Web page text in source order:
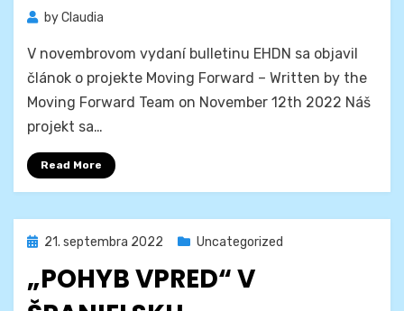
byClaudia
V novembrovom vydaní bulletinu EHDN sa objavil
článok o projekte Moving Forward – Written by the
Moving Forward Team on November 12th 2022 Náš
projekt sa…
Read More
Posted
21. septembra 2022 Uncategorized
„POHYB VPRED“ V